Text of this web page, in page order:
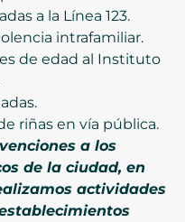
a la Línea 123.
intrafamiliar.
de edad al Instituto
riñas en vía pública.
a los
de la ciudad, en
actividades